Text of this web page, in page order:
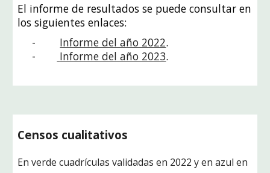
El informe de resultados se puede consultar en
los siguientes enlaces:
-
Informe del año 2022.
-
Informe del año 2023.
Censos cualitativos
En verde cuadrículas validadas en 2022 y en azul en